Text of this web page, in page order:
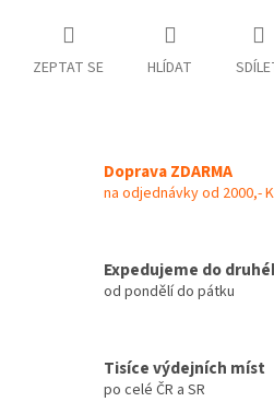
ZEPTAT SE HLÍDAT
Doprava ZDARMA
na odjednávky od 2000,-
Expedujeme do
od pondělí do pátku
Tisíce výdejních míst
po celé ČR a SR